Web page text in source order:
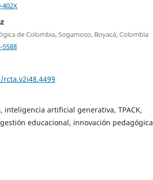
de Colombia, Sogamoso, Boyacá, Colombia
inteligencia artificial generativa, TPACK,
educacional, innovación pedagógica